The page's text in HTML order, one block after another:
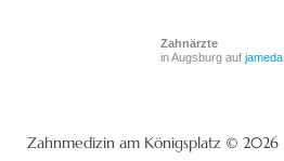
Zahnärzte
in Augsburg aufjameda
Zahnmedizin am Königsplatz © 2026